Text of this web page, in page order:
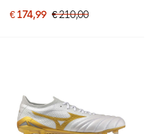
Blauw Grijs Goud
€ 174,99 € 210,00